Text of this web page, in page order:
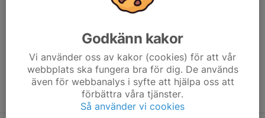
Löparläger på Omberg för barn födda 2014–
Notera: För utomhusträningen gäller specifika klockslag
beroende på dag: måndagar och tisdagar kl. 17.45, samt
onsdagar kl. 18.00.
MVH Tränarteamet IK Akele
Godkänn kakor
Vi använder oss av kakor (cookies) för att vår
webbplats ska fungera bra för dig. De används
även för webbanalys i syfte att hjälpa oss att
förbättra våra tjänster.
Så använder vi cookies